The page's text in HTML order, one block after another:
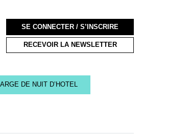
SE CONNECTER / S’INSCRIRE
RECEVOIR LA NEWSLETTER
DE NUIT D’HOTEL